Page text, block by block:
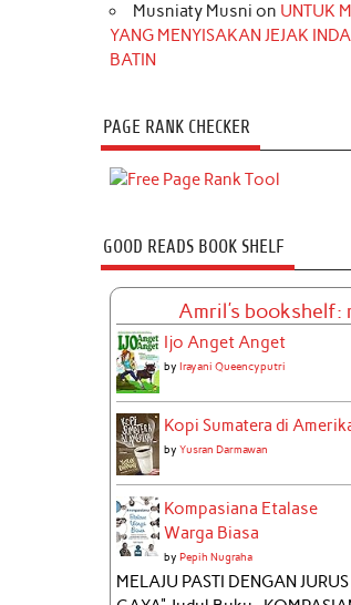
Musniaty Musni on UNTUK
YANG MENYISAKAN JEJAK
BATIN
PAGE RANK CHECKER
GOOD READS BOOK SHELF
Amril's bookshelf:
Ijo Anget Anget
by Irayani Queencyputri
Kopi Sumatera di
by Yusran Darmawan
Kompasiana Etalase
Warga Biasa
by Pepih Nugraha
MELAJU PASTI DENGAN